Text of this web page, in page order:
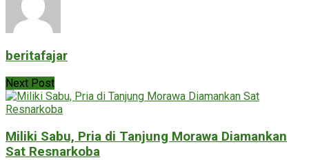
beritafajar
Next Post
Miliki Sabu, Pria di Tanjung Morawa Diamankan
Sat Resnarkoba